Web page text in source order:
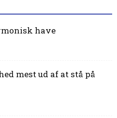
have
mest ud af at stå på